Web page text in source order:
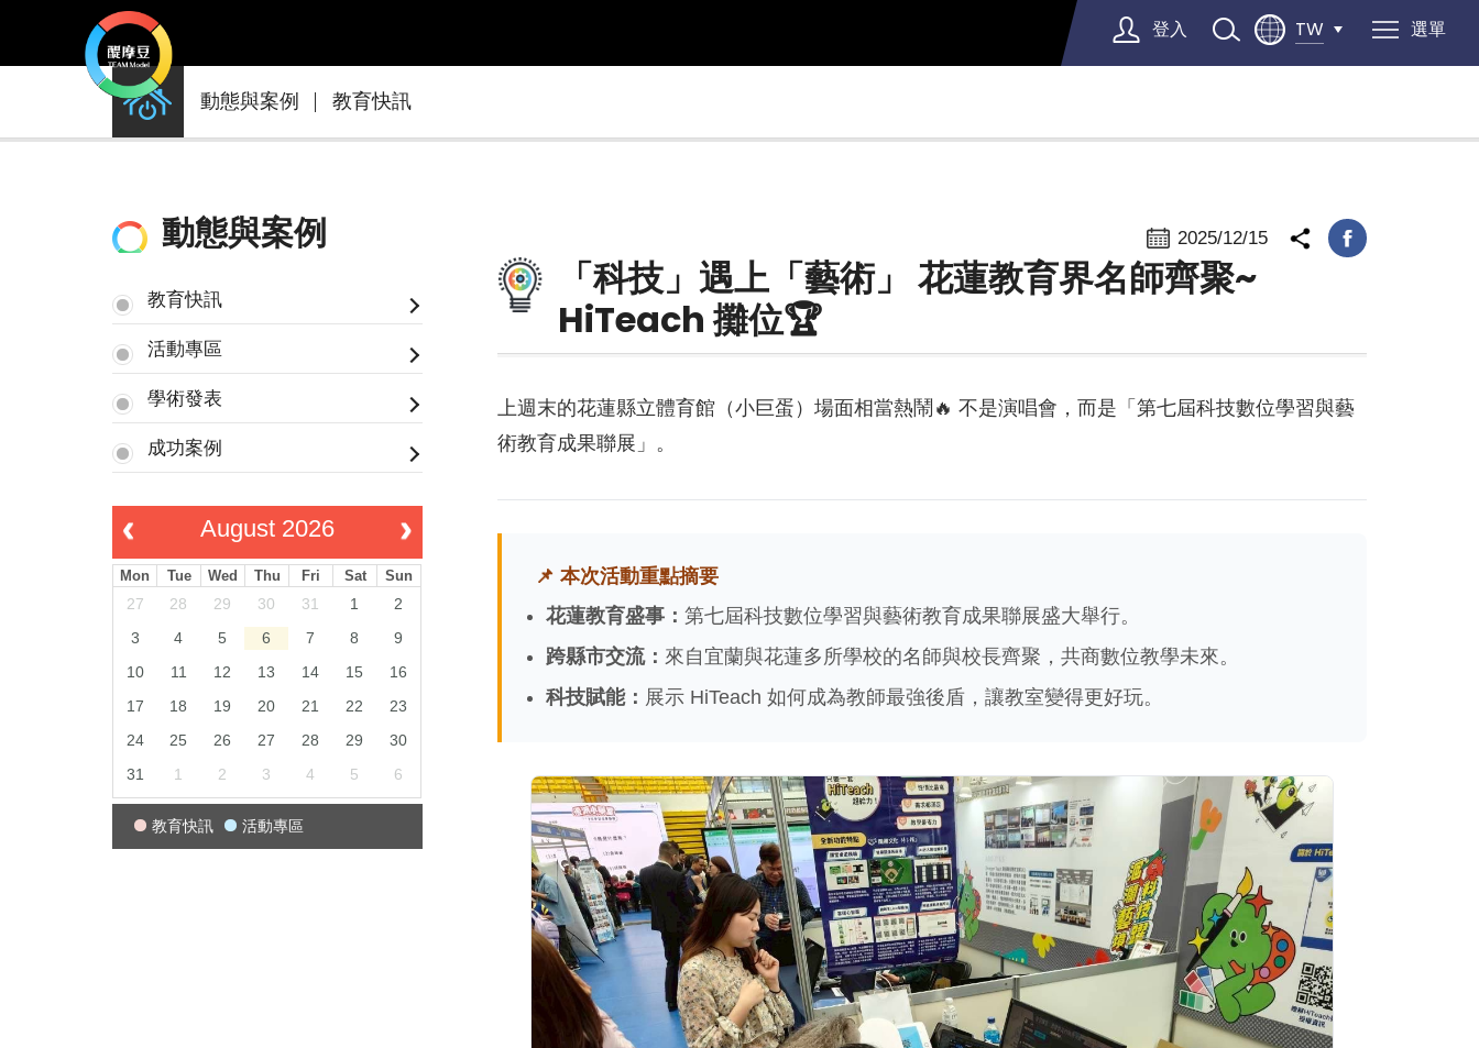
登入 TW 選單
動態與案例 教育快訊
動態與案例
教育快訊
活動專區
學術發表
成功案例
August 2026
Mon Tue Wed Thu Fri Sat Sun
27 28 29 30 31 1
2
3
4 5 6 7 8
9
10
11 12 13 14 15
16
17
18 19 20 21 22
23
24
25 26 27 28 29
30
31
1 2 3 4 5 6
教育快訊 活動專區
2025/12/15
「科技」遇上「藝術」 花蓮教育界名師齊聚~
HiTeach 攤位🏆
上週末的花蓮縣立體育館（小巨蛋）場面相當熱鬧🔥 不是演唱會，而是「第七屆科技數位學習與藝
術教育成果聯展」。
📌 本次活動重點摘要
花蓮教育盛事： 第七屆科技數位學習與藝術教育成果聯展盛大舉行。
跨縣市交流： 來自宜蘭與花蓮多所學校的名師與校長齊聚，共商數位教學未來。
科技賦能： 展示 HiTeach 如何成為教師最強後盾，讓教室變得更好玩。